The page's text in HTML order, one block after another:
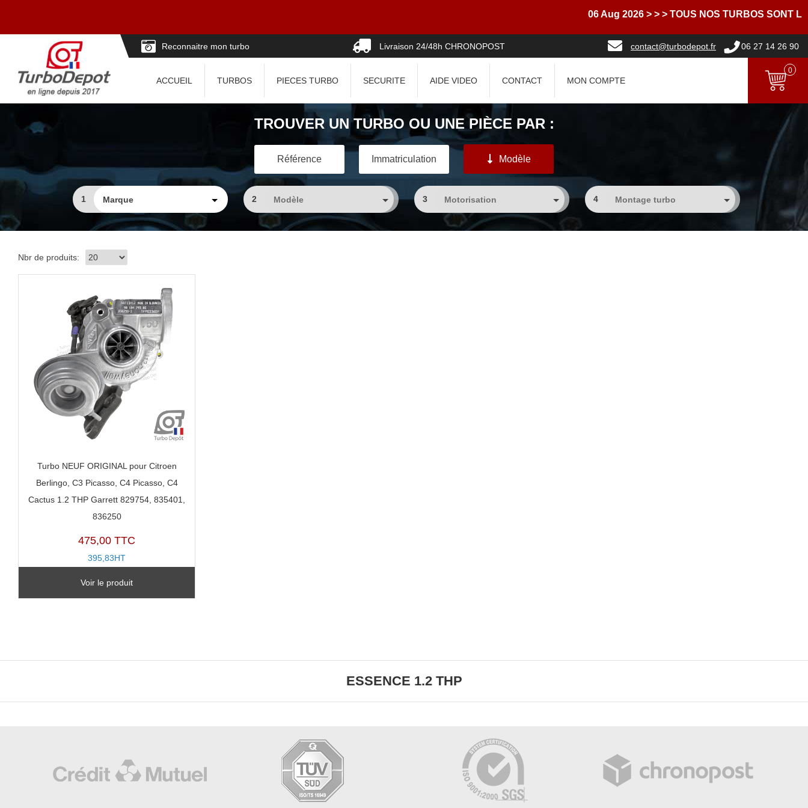
06 Aug 2026 > > > TOUS NOS TURBOS SONT
Reconnaitre mon turbo Livraison 24/48h CHRONOPOST contact@turbodepot.fr 06 27 14 26 90
ACCUEIL TURBOS PIECES TURBO SECURITE AIDE VIDEO CONTACT MON COMPTE
0
TROUVER UN TURBO OU UNE PIÈCE PAR :
Référence Immatriculation Modèle
1 2 3 4
Nbr de produits:
Turbo NEUF ORIGINAL pour Citroen
Berlingo, C3 Picasso, C4 Picasso, C4
Cactus 1.2 THP Garrett 829754, 835401,
836250
475,00 TTC
395,83HT
Voir le produit
ESSENCE 1.2 THP